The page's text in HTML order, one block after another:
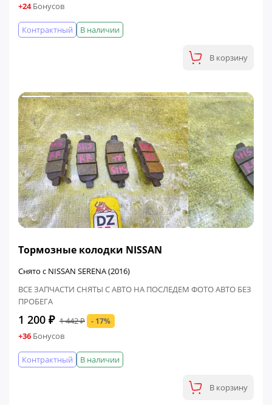
+24Бонусов
В наличии
Контрактный
В корзину
Тормозные колодки NISSAN
Снято с NISSAN SERENA (2016)
ВСЕ ЗАПЧАСТИ СНЯТЫ С АВТО НА ПОСЛЕДЕМ ФОТО АВТО БЕЗ
ПРОБЕГА
1 200 ₽ 1 442 ₽ - 17%
+36 Бонусов
В наличии
Контрактный
В корзину